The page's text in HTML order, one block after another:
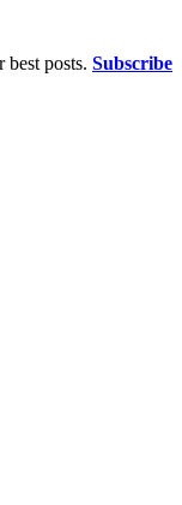
best posts. Subscribe